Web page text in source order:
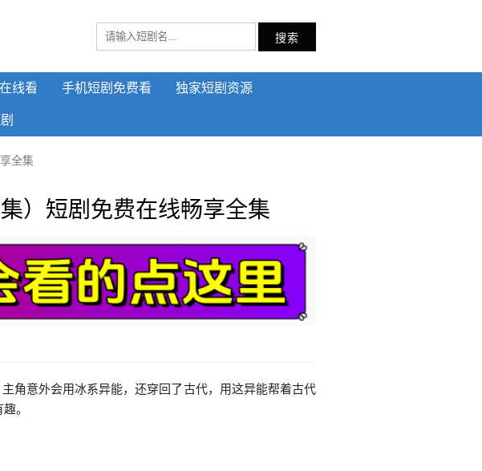
搜索
线看 手机短剧免费看 独家短剧资源
全集
）短剧免费在线畅享全集
角意外会用冰系异能，还穿回了古代，用这异能帮着古代
。